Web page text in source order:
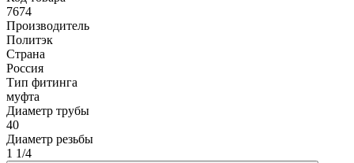
7674
Производитель
Политэк
Страна
Россия
Тип фитинга
муфта
Диаметр трубы
40
Диаметр резьбы
1 1/4